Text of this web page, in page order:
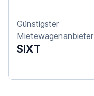
Günstigster
Mietewagenanbieter
SIXT